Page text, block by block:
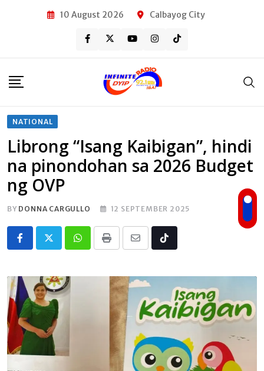
10 August 2026 Calbayog City
NATIONAL
Librong “Isang Kaibigan”, hindi
na pinondohan sa 2026 Budget
ng OVP
BY DONNA CARGULLO 12 SEPTEMBER 2025
Whatsapp
Print
Share
Email
Tiktok